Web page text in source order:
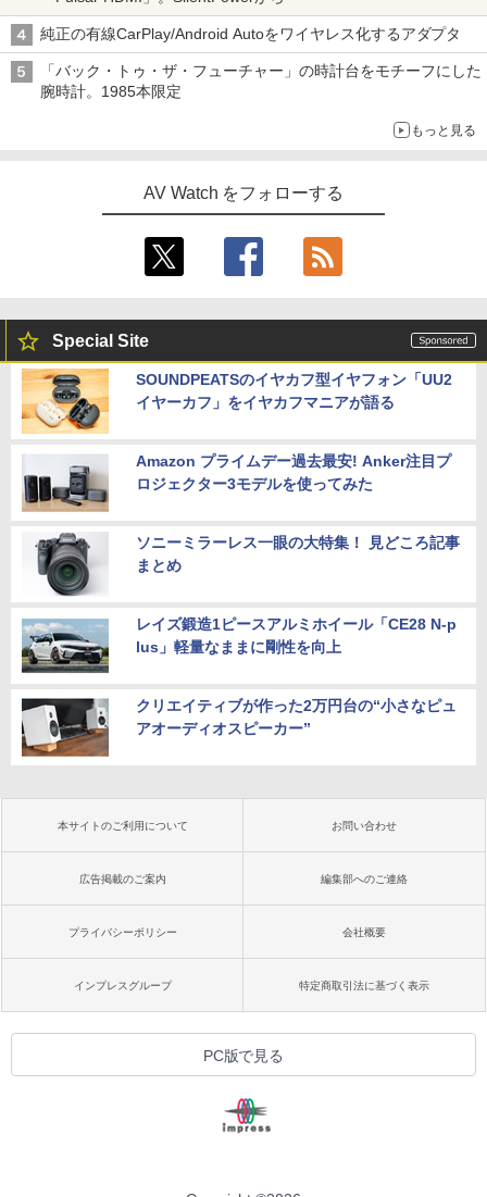
純正の有線CarPlay/Android Autoをワイヤレス化するアダプタ
「バック・トゥ・ザ・フューチャー」の時計台をモチーフにした
腕時計。1985本限定
もっと見る
AV Watch をフォローする
Special Site
SOUNDPEATSのイヤカフ型イヤフォン「UU2
イヤーカフ」をイヤカフマニアが語る
Amazon プライムデー過去最安! Anker注目プ
ロジェクター3モデルを使ってみた
ソニーミラーレス一眼の大特集！ 見どころ記事
まとめ
レイズ鍛造1ピースアルミホイール「CE28 N-p
lus」軽量なままに剛性を向上
クリエイティブが作った2万円台の“小さなピュ
アオーディオスピーカー”
本サイトのご利用について お問い合わせ
広告掲載のご案内 編集部へのご連絡
プライバシーポリシー 会社概要
インプレスグループ 特定商取引法に基づく表示
PC版で見る